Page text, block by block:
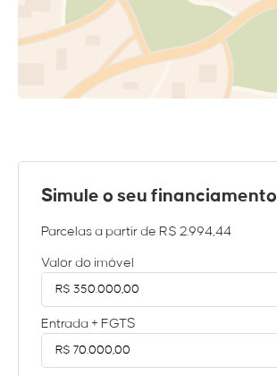
Simule o seu financiamento
Parcelas a partir de R$ 2.994,44
Valor do imóvel
Entrada + FGTS